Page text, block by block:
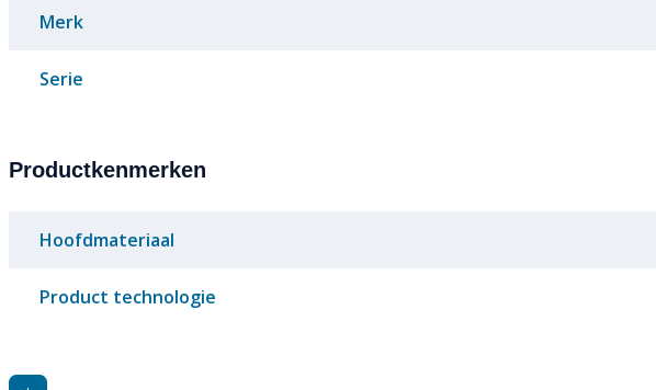
Merk
Serie
Productkenmerken
Hoofdmateriaal
Product technologie